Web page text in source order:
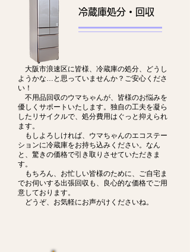
冷蔵庫処分・回収
大阪市浪速区に皆様、冷蔵庫の処分、どうし
ようかな…と思っていませんか？ご安心くださ
い！
不用品回収のウマちゃんが、皆様のお悩みを
優しくサポートいたします。独自の工夫を凝ら
したリサイクルで、処分費用はぐっと抑えられ
ます。
もしよろしければ、ウマちゃんのエコステー
ションに冷蔵庫をお持ち込みください。なん
と、驚きの価格で引き取りさせていただきま
す。
もちろん、お忙しい皆様のために、ご自宅ま
でお伺いする出張回収も、良心的な価格でご用
意しております。
どうぞ、お気軽にお声がけくださいね。